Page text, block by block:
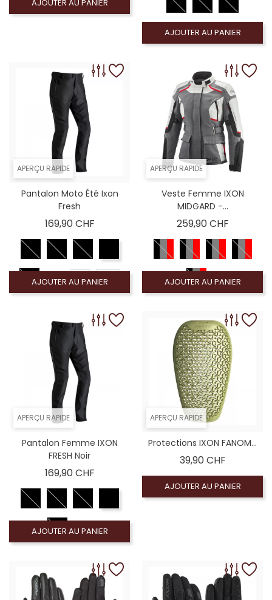
AJOUTER AU PANIER
AJOUTER AU PANIER
APERÇU RAPIDE
Pantalon Moto Été Ixon
Fresh
169,90 CHFPrix
M 2XL
AJOUTER AU PANIER
APERÇU RAPIDE
Veste Femme IXON
MIDGARD -...
259,90 CHFPrix
AJOUTER AU PANIER
APERÇU RAPIDE
Pantalon Femme IXON
FRESH Noir
169,90 CHFPrix
AJOUTER AU PANIER
APERÇU RAPIDE
Protections IXON FANOM...
39,90 CHFPrix
AJOUTER AU PANIER